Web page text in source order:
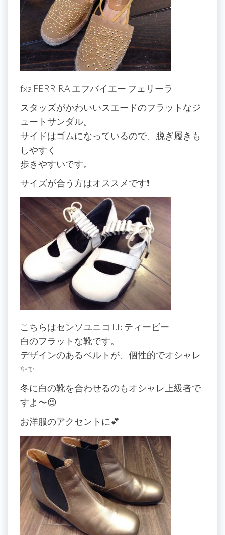
fxa FERRIRA エフバイエー フェリーラ
スタッズがかわいいスエードのフラットなジ
ュートサンダル。
サイドはゴムになっているので、脱ぎ履きも
しやすく
歩きやすいです。
サイズが合う方はオススメです❗️
こちらはセンソユニコ t.b ティービー
白のフラットな靴です。
デザインのあるベルトが、個性的でオシャレ
✨✨
冬に白の靴を合わせるのもオシャレ上級者で
すよ〜😉
お洋服のアクセントに💕